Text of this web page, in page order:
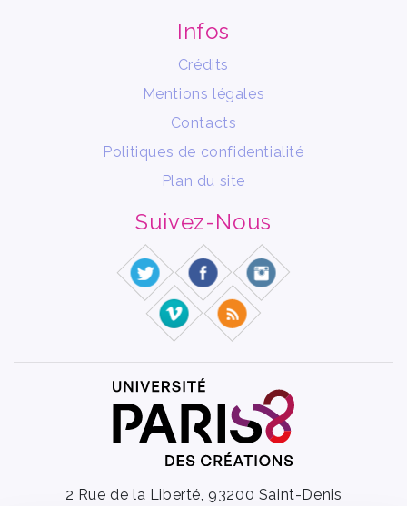
Infos
Crédits
Mentions légales
Contacts
Politiques de confidentialité
Plan du site
Suivez-Nous
2 Rue de la Liberté, 93200 Saint-Denis